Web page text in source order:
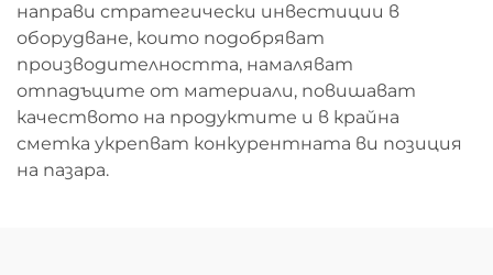
направи стратегически инвестиции в
оборудване, които подобряват
производителността, намаляват
отпадъците от материали, повишават
качеството на продуктите и в крайна
сметка укрепват конкурентната ви позиция
на пазара.